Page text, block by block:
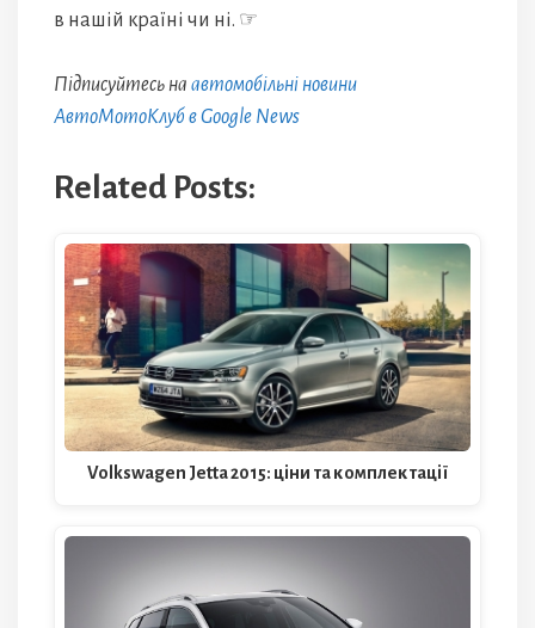
в нашій країні чи ні. ☞
Підписуйтесь на автомобільні новини
АвтоМотоКлуб в Google News
Related Posts:
Volkswagen Jetta 2015: ціни та комплектації